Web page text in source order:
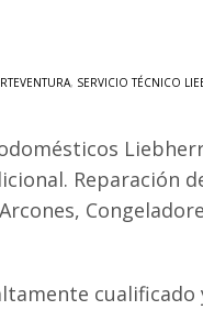
, SERVICIO TÉCNICO
Reparación
cualificado